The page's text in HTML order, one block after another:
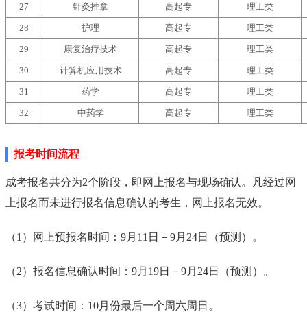
27 针灸推拿 高起专 理工类
28 护理 高起专 理工类
29 康复治疗技术 高起专 理工类
30 计算机应用技术 高起专 理工类
31 药学 高起专 理工类
32 中药学 高起专 理工类
报考时间流程
成考报名共分为2个阶段，即网上报名与现场确认。凡经过网
上报名而未进行报名信息确认的考生，网上报名无效。
（1）网上预报名时间：9月11日－9月24日（预测）。
（2）报名信息确认时间：9月19日－9月24日（预测）。
（3）考试时间：10月份最后一个周六周日。